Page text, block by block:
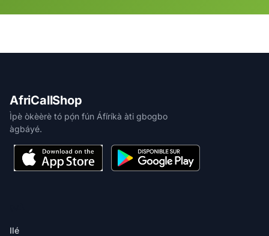
AfriCallShop
Ìpè òkèèrè tó pọ́n fún Áfíríkà àti gbogbo
àgbáyé.
Ilé